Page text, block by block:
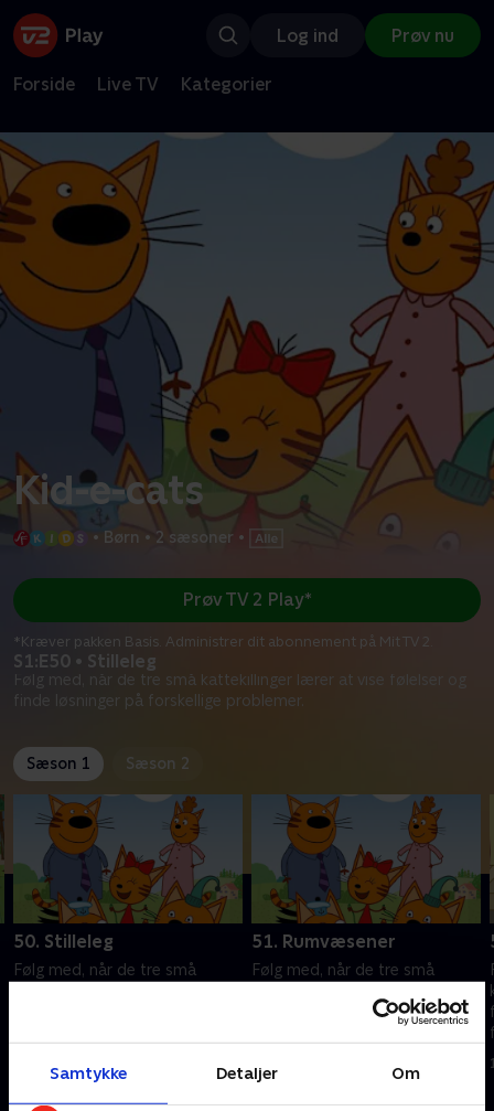
Samtykke Detaljer Om
Log ind Prøv nu
Forside Live TV Kategorier
Kid-e-cats
• Børn • 2 sæsoner •
S1:E50 • Stilleleg
Følg med, når de tre små kattekillinger lærer at vise følelser og
finde løsninger på forskellige problemer.
Prøv TV 2 Play*
*Kræver pakken Basis. Administrer dit abonnement på Mit TV 2.
Sæson 1 Sæson 2
50. Stilleleg
Følg med, når de tre små
51. Rumvæsener
Følg med, når de tre små
følelser og finde løsninger på